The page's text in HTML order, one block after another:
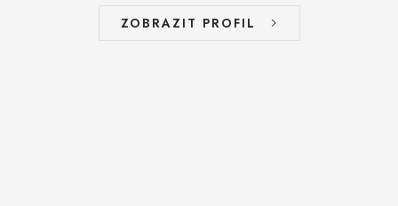
ZOBRAZIT PROFIL